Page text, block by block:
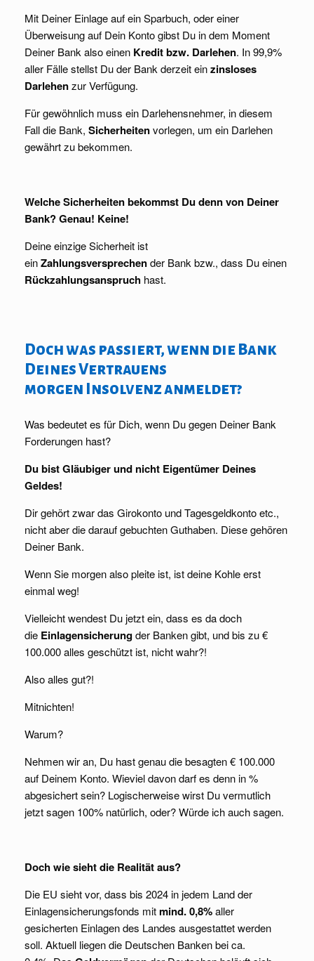
Mit Deiner Einlage auf ein Sparbuch, oder einer
Überweisung auf Dein Konto gibst Du in dem Moment
Deiner Bank also einen Kredit bzw. Darlehen. In 99,9%
aller Fälle stellst Du der Bank derzeit einzinsloses
Darlehenzur Verfügung.
Für gewöhnlich muss ein Darlehensnehmer, in diesem
Fall die Bank, Sicherheitenvorlegen, um ein Darlehen
gewährt zu bekommen.
Welche Sicherheiten bekommst Du denn von Deiner
Bank? Genau! Keine!
Deine einzige Sicherheit ist
einZahlungsversprechender Bank bzw., dass Du einen
Rückzahlungsanspruch hast.
Doch was passiert, wenn die Bank
Deines Vertrauens
morgen Insolvenz anmeldet?
Was bedeutet es für Dich, wenn Du gegen Deiner Bank
Forderungen hast?
Du bist Gläubiger und nicht Eigentümer Deines
Geldes!
Dir gehört zwar das Girokonto und Tagesgeldkonto etc.,
nicht aber die darauf gebuchten Guthaben. Diese gehören
Deiner Bank.
Wenn Sie morgen also pleite ist, ist deine Kohle erst
einmal weg!
Vielleicht wendest Du jetzt ein, dass es da doch
die Einlagensicherungder Banken gibt, und bis zu €
100.000 alles geschützt ist, nicht wahr?!
Also alles gut?!
Mitnichten!
Warum?
Nehmen wir an, Du hast genau die besagten € 100.000
auf Deinem Konto. Wieviel davon darf es denn in %
abgesichert sein? Logischerweise wirst Du vermutlich
jetzt sagen 100% natürlich, oder? Würde ich auch sagen.
Doch wie sieht die Realität aus?
Die EU sieht vor, dass bis 2024 in jedem Land der
Einlagensicherungsfonds mitmind. 0,8%aller
gesicherten Einlagen des Landes ausgestattet werden
soll. Aktuell liegen die Deutschen Banken bei ca.